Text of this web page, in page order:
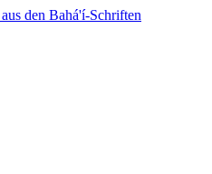
den Bahá'í-Schriften